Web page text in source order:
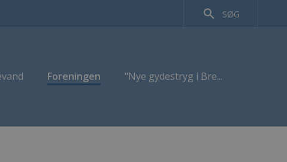
search SØG
Foreningen "Nye gydestryg i Bre...